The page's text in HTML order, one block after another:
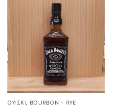
ΟΥΊΣΚΙ, BOURBON – RYE